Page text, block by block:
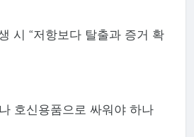
시 “저항보다 탈출과 증거 확
호신용품으로 싸워야 하나